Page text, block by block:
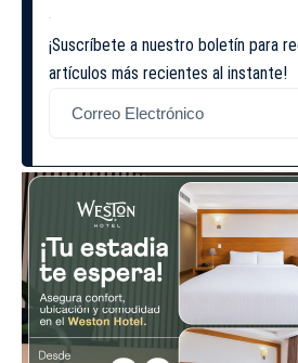
¡Suscríbete a nuestro boletín para
artículos más recientes al instante!